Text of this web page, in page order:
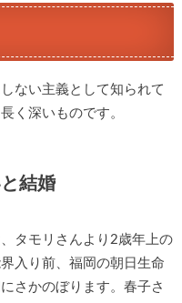
ない主義として知られて
く深いものです。
結婚
タモリさんより2歳年上の
入り前、福岡の朝日生命
さかのぼります。春子さ